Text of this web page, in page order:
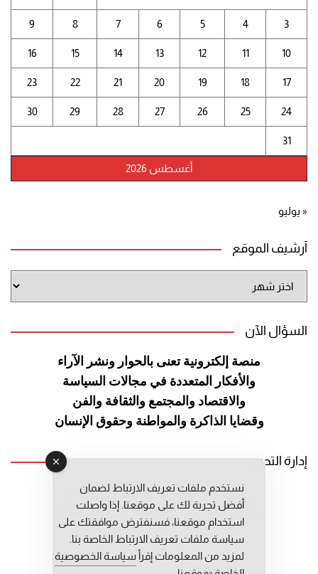
أغسطس 2026
3
4
5
6
7
8
9
10
11
12
13
14
15
16
17
18
19
20
21
22
23
24
25
26
27
28
29
30
31
« يوليو
أرشيف الموقع
الموقع
السؤال الآن
منصة إلكترونية تعنى بالحوار ونشر الآراء
والأفكار المتعددة في مجالات السياسة
والاقتصاد والمجتمع والثقافة والفن
وقضايا الذاكرة والمواطنة وحقوق الإنسان
إدارة التحرير
رئيس التحرير: عبد الرحيم التوراني
رئيس التحرير المساعد: المعطي قبال
مديرة التحرير: فاطمة حوحو
نستخدم ملفات تعريف الارتباط لضمان
أفضل تجربة لك على موقعنا. إذا واصلت
استخدام موقعنا، فسنفترض موافقتك على
سياسة ملفات تعريف الارتباط الخاصة بنا.
لمزيد من المعلومات إقرأ سياسة الخصوصية